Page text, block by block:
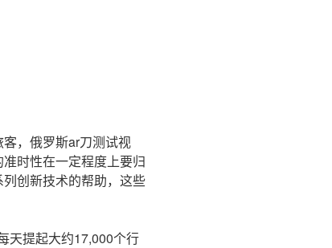
，俄罗斯ar刀测试视
时性在一定程度上要归
创新技术的帮助，这些
天提起大约17,000个行